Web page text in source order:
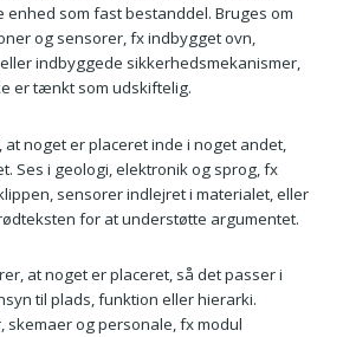
enhed som fast bestanddel. Bruges om
og sensorer, fx indbygget ovn,
indbyggede sikkerhedsmekanismer,
er tænkt som udskiftelig.
at noget er placeret inde i noget andet,
Ses i geologi, elektronik og sprog, fx
sensorer indlejret i materialet, eller
for at understøtte argumentet.
at noget er placeret, så det passer i
til plads, funktion eller hierarki.
skemaer og personale, fx modul